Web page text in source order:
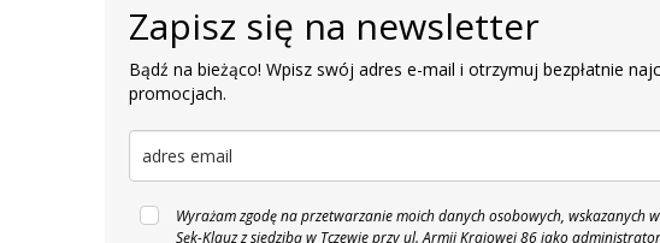
Zapisz się na newsletter
Bądź na bieżąco! Wpisz swój adres e-mail i otrzymuj bezpłatnie
promocjach.
Wyrażam zgodę na przetwarzanie moich danych osobowych, wskazanych
Sęk-Klauz z siedzibą w Tczewie przy ul. Armii Krajowej 86 jako